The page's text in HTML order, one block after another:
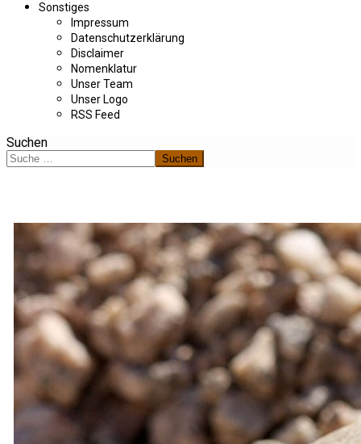
Sonstiges
Impressum
Datenschutzerklärung
Disclaimer
Nomenklatur
Unser Team
Unser Logo
RSS Feed
Suchen
Suchen